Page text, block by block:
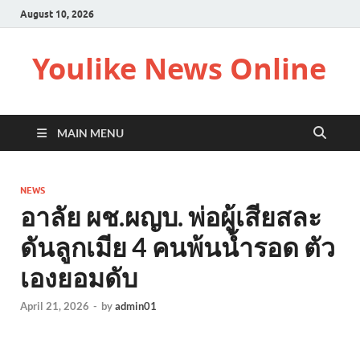
August 10, 2026
Youlike News Online
MAIN MENU
NEWS
อาลัย ผช.ผญบ. พ่อผู้เสียสละ
ดันลูกเมีย 4 คนพ้นน้ำรอด ตัว
เองยอมดับ
April 21, 2026 - byadmin01